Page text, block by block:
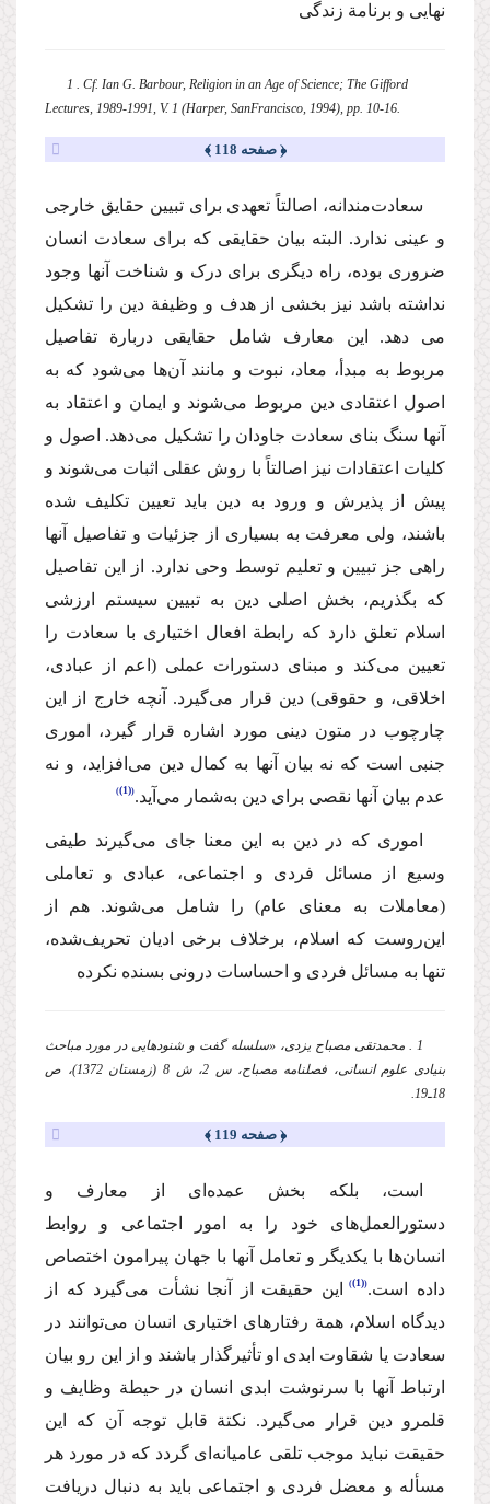
نهایی و برنامة زندگی
1 . Cf. Ian G. Barbour, Religion in an Age of Science; The Gifford
Lectures, 1989-1991, V. 1 (Harper, SanFrancisco, 1994), pp. 10-16.
﴿ صفحه 118 ﴾
سعادت‌مندانه، اصالتاً تعهدی برای تبیین حقایق خارجی
و عینی ندارد. البته بیان حقایقی که برای سعادت انسان
ضروری بوده، راه دیگری برای درک و شناخت آنها وجود
نداشته باشد نیز بخشی از هدف و وظیفة دین را تشکیل
می دهد. این معارف شامل حقایقی دربارة تفاصیل
مربوط به مبدأ، معاد، نبوت و مانند آن‌ها می‌شود که به
اصول اعتقادی دین مربوط می‌شوند و ایمان و اعتقاد به
آنها سنگ بنای سعادت جاودان را تشکیل می‌دهد. اصول و
کلیات اعتقادات نیز اصالتاً با روش عقلی اثبات می‌شوند و
پیش از پذیرش و ورود به دین باید تعیین تکلیف شده
باشند، ولی معرفت به بسیاری از جزئیات و تفاصیل آنها
راهی جز تبیین و تعلیم توسط وحی ندارد. از این تفاصیل
که بگذریم، بخش اصلی دین به تبیین سیستم ارزشی
اسلام تعلق دارد که رابطة افعال اختیاری با سعادت را
تعیین می‌کند و مبنای دستورات عملی (اعم از عبادی،
اخلاقی، و حقوقی) دین قرار می‌گیرد. آنچه خارج از این
چارچوب در متون دینی مورد اشاره قرار گیرد، اموری
جنبی است که نه بیان آنها به کمال دین می‌افزاید، و نه
عدم بیان آنها نقصی برای دین به‌شمار می‌آید. (1)
اموری که در دین به این معنا جای می‌گیرند طیفی
وسیع از مسائل فردی و اجتماعی، عبادی و تعاملی
(معاملات به معنای عام) را شامل می‌شوند. هم از
این‌روست که اسلام، برخلاف برخی ادیان تحریف‌شده،
تنها به مسائل فردی و احساسات درونی بسنده نکرده
1 . محمدتقی مصباح یزدی، «سلسله گفت و شنودهایی در مورد مباحث
بنیادی علوم انسانی، فصلنامه مصباح، س 2، ش 8 (زمستان 1372)، ص
18ـ19.
﴿ صفحه 119 ﴾
است، بلکه بخش عمده‌ای از معارف و
دستورالعمل‌های خود را به امور اجتماعی و روابط
انسان‌ها با یکدیگر و تعامل آنها با جهان پیرامون اختصاص
داده است. (1)
این حقیقت از آنجا نشأت می‌گیرد که از
دیدگاه اسلام، همة رفتارهای اختیاری انسان می‌توانند در
سعادت یا شقاوت ابدی او تأثیرگذار باشند و از این رو بیان
ارتباط آنها با سرنوشت ابدی انسان در حیطة وظایف و
قلمرو دین قرار می‌گیرد. نکتة قابل توجه آن که این
حقیقت نباید موجب تلقی عامیانه‌ای گردد که در مورد هر
مسأله و معضل فردی و اجتماعی باید به دنبال دریافت